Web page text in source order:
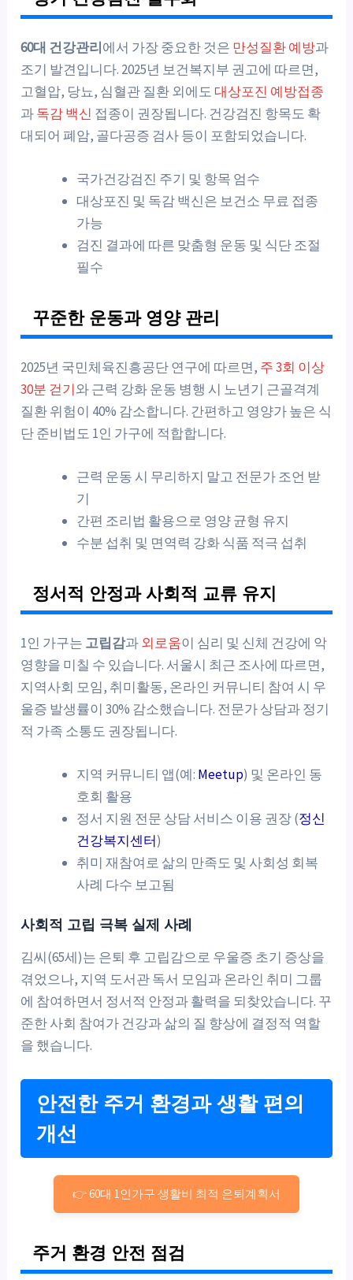
60대 건강관리에서 가장 중요한 것은 만성질환 예방과
조기 발견입니다. 2025년 보건복지부 권고에 따르면,
고혈압, 당뇨, 심혈관 질환 외에도대상포진 예방접종
과독감 백신 접종이 권장됩니다. 건강검진 항목도 확
대되어 폐암, 골다공증 검사 등이 포함되었습니다.
국가건강검진 주기 및 항목 엄수
대상포진 및 독감 백신은 보건소 무료 접종
가능
검진 결과에 따른 맞춤형 운동 및 식단 조절
필수
꾸준한 운동과 영양 관리
2025년 국민체육진흥공단 연구에 따르면, 주 3회 이상
30분 걷기와 근력 강화 운동 병행 시 노년기 근골격계
질환 위험이 40% 감소합니다. 간편하고 영양가 높은 식
단 준비법도 1인 가구에 적합합니다.
근력 운동 시 무리하지 말고 전문가 조언 받
기
간편 조리법 활용으로 영양 균형 유지
수분 섭취 및 면역력 강화 식품 적극 섭취
정서적 안정과 사회적 교류 유지
1인 가구는 고립감과외로움이 심리 및 신체 건강에 악
영향을 미칠 수 있습니다. 서울시 최근 조사에 따르면,
지역사회 모임, 취미활동, 온라인 커뮤니티 참여 시 우
울증 발생률이 30% 감소했습니다. 전문가 상담과 정기
적 가족 소통도 권장됩니다.
지역 커뮤니티 앱(예: Meetup) 및 온라인 동
호회 활용
정서 지원 전문 상담 서비스 이용 권장 (정신
건강복지센터)
취미 재참여로 삶의 만족도 및 사회성 회복
사례 다수 보고됨
사회적 고립 극복 실제 사례
김씨(65세)는 은퇴 후 고립감으로 우울증 초기 증상을
겪었으나, 지역 도서관 독서 모임과 온라인 취미 그룹
에 참여하면서 정서적 안정과 활력을 되찾았습니다. 꾸
준한 사회 참여가 건강과 삶의 질 향상에 결정적 역할
을 했습니다.
안전한 주거 환경과 생활 편의
개선
👉 60대 1인가구 생활비 최적 은퇴계획서
주거 환경 안전 점검